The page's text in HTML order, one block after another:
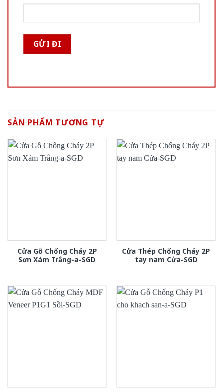
SẢN PHẨM TƯƠNG TỰ
Cửa Gỗ Chống Cháy 2P
Sơn Xám Trắng-a-SGD
Cửa Thép Chống Cháy 2P
tay nam Cửa-SGD